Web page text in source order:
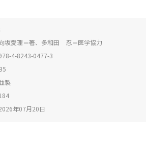
坂愛理＝著、多和田 忍＝医学協力
4-8243-0477-3
製
年07月20日